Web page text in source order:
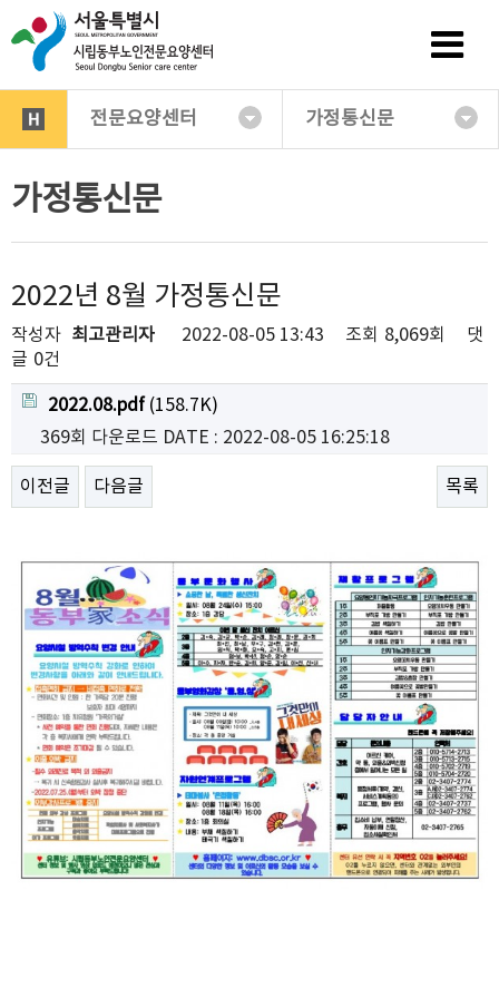
전문요양센터 가정통신문
가정통신문
2022년 8월 가정통신문
작성자 최고관리자 2022-08-05 13:43 조회 8,069회
댓
글 0건
2022.08.pdf (158.7K)
369회 다운로드 DATE : 2022-08-05 16:25:18
이전글 다음글 목록